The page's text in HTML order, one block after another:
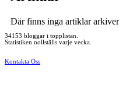
Där finns inga artiklar
34153 bloggar i topplistan.
Statistiken nollställs varje vecka.
Kontakta Oss